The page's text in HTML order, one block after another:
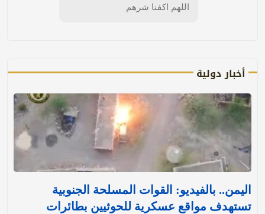
اللهم اكفنا شرهم
أخبار دولية
اليمن.. بالفيديو: القوات المسلحة الجنوبية
تستهدف مواقع عسكرية للحوثيين بطائرات